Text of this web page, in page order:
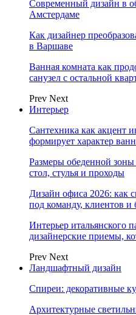
Современный дизайн в
Амстердаме
Как дизайнер
в Варшаве
Ванная комната как
санузел с остальной
Prev Next
Интерьер
Сантехника как акцент
формирует характер
Размеры обеденной зоны
стол, стулья и проходы
Дизайн офиса 2026: как
под команду, клиентов и
Интерьер итальянского
дизайнерские приемы,
Prev Next
Ландшафтный дизайн
Спиреи: декоративные
Архитектурные